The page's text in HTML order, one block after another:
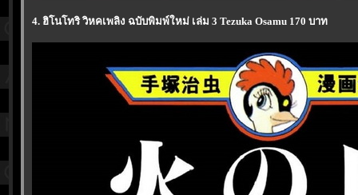
4. ฮิโนโทริ วิหคเพลิง ฉบับพิมพ์ใหม่ เล่ม 3 Tezuka Osamu 170 บาท